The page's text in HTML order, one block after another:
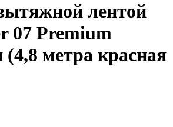
лентой
07 Premium
(4,8 метра красная